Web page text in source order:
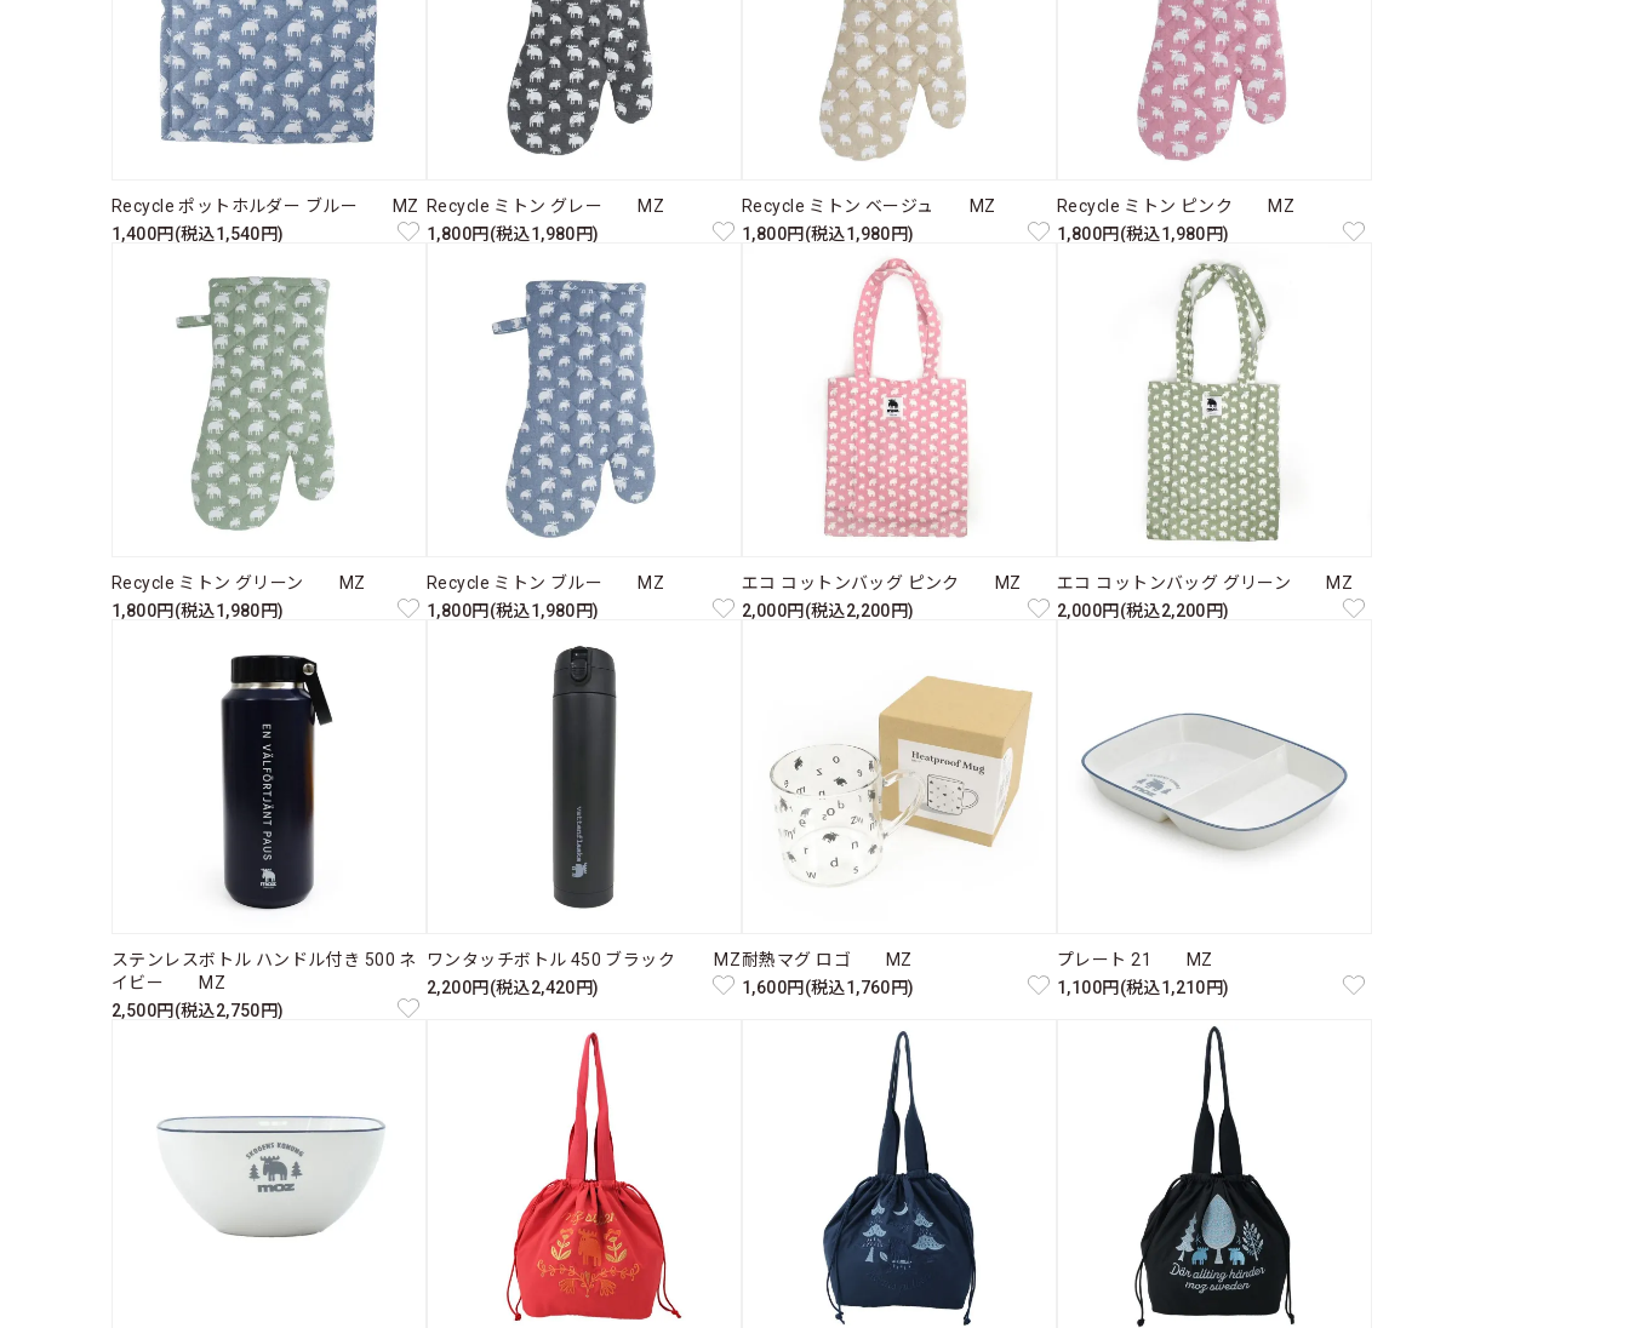
Recycle ポットホルダー ブルー MZ
1,400円(税込1,540円)
Recycle ミトン グレー MZ
1,800円(税込1,980円)
Recycle ミトン ベージュ MZ
1,800円(税込1,980円)
Recycle ミトン ピンク MZ
1,800円(税込1,980円)
Recycle ミトン グリーン MZ
1,800円(税込1,980円)
Recycle ミトン ブルー MZ
1,800円(税込1,980円)
エコ コットンバッグ ピンク MZ
2,000円(税込2,200円)
エコ コットンバッグ グリーン MZ
2,000円(税込2,200円)
ステンレスボトル ハンドル付き 500 ネ
イビー MZ
2,500円(税込2,750円)
ワンタッチボトル 450 ブラック MZ
2,200円(税込2,420円)
耐熱マグ ロゴ MZ
1,600円(税込1,760円)
プレート 21 MZ
1,100円(税込1,210円)